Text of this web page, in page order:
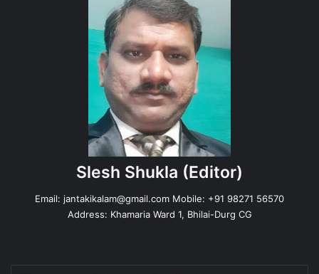
Slesh Shukla (Editor)
Email: jantakikalam@gmail.com Mobile: +91 98271 56570
Address: Khamaria Ward 1, Bhilai-Durg CG